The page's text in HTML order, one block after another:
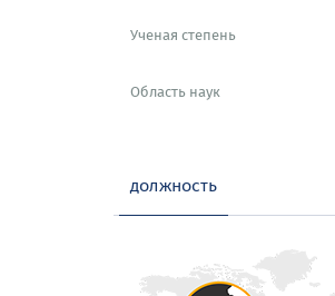
Ученая степень
Область наук
должность